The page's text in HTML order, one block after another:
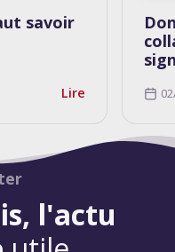
savoir
Lire
l'actu